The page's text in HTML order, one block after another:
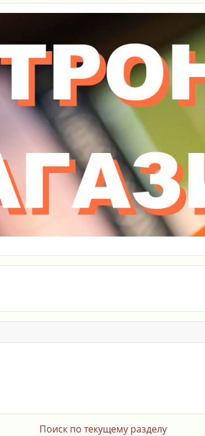
Поиск по текущему разделу